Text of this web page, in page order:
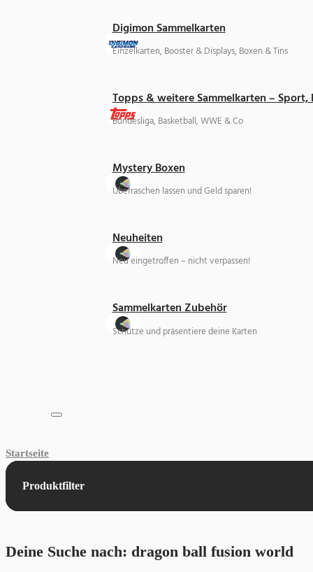
Digimon Sammelkarten
Einzelkarten, Booster & Displays, Boxen & Tins
Topps & weitere Sammelkarten –
Bundesliga, Basketball, WWE & Co
Mystery Boxen
Überraschen lassen und Geld sparen!
Neuheiten
Neu eingetroffen – nicht verpassen!
Sammelkarten Zubehör
Schütze und präsentiere deine Karten
Startseite
Deine Suche nach: dragon ball fusion world
Produktfilter